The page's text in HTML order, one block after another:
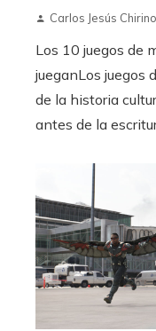
Carlos Jesús
Los 10 juegos de
jueganLos juegos
de la historia
antes de la